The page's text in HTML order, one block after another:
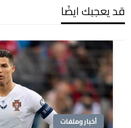
قد يعجبك ايضًا
أخبار وملفات